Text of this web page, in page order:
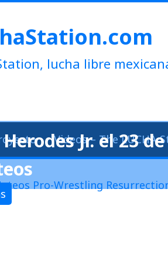
lucha libre
Videos – The LUCHA
Jr. el 23 de